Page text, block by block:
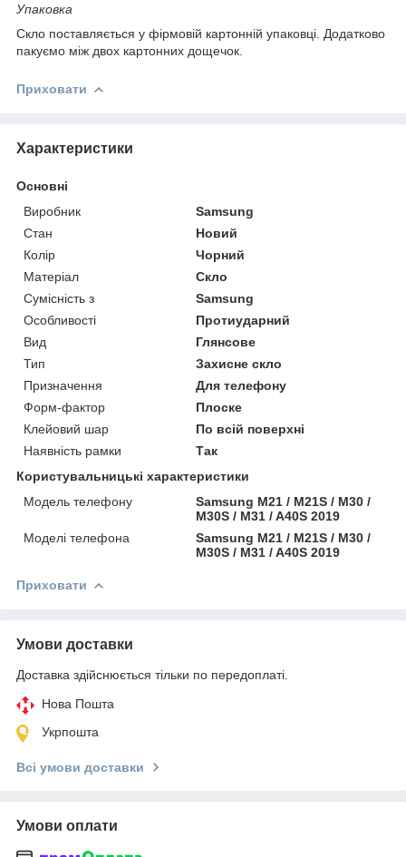
Упаковка
Скло поставляється у фірмовій картонній упаковці. Додатково
пакуємо між двох картонних дощечок.
Приховати
Характеристики
Основні
Виробник
Samsung
Стан
Новий
Колір
Чорний
Матеріал
Скло
Сумісність з
Samsung
Особливості
Протиударний
Вид
Глянсове
Тип
Захисне скло
Призначення
Для телефону
Форм-фактор
Плоске
Клейовий шар
По всій поверхні
Наявність рамки
Так
Користувальницькі характеристики
Модель телефону
Samsung M21 / M21S / M30 /
M30S / M31 / A40S 2019
Моделі телефона
Samsung M21 / M21S / M30 /
M30S / M31 / A40S 2019
Приховати
Умови доставки
Доставка здійснюється тільки по передоплаті.
Нова Пошта
Укрпошта
Всі умови доставки
Умови оплати